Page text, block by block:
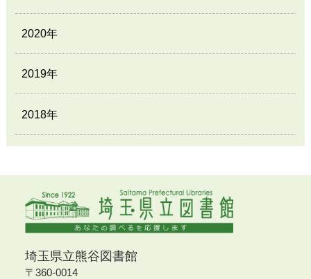
2020年
2019年
2018年
埼玉県立熊谷図書館
〒360-0014